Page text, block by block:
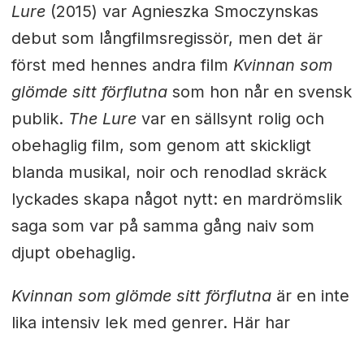
Lure (2015) var Agnieszka Smoczynskas
debut som långfilmsregissör, men det är
först med hennes andra film Kvinnan som
glömde sitt förflutna som hon når en svensk
publik. The Lurevar en sällsynt rolig och
obehaglig film, som genom att skickligt
blanda musikal, noir och renodlad skräck
lyckades skapa något nytt: en mardrömslik
saga som var på samma gång naiv som
djupt obehaglig.
Kvinnan som glömde sitt förflutna är en inte
lika intensiv lek med genrer. Här har